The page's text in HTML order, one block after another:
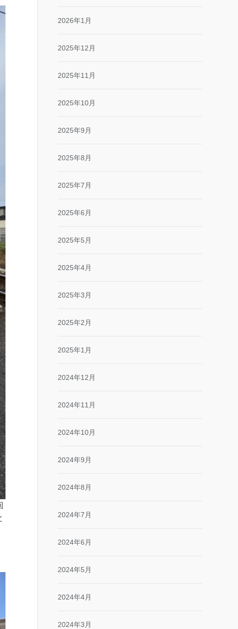
2026年1月
2025年12月
2025年11月
2025年10月
2025年9月
2025年8月
2025年7月
2025年6月
2025年5月
2025年4月
2025年3月
2025年2月
2025年1月
2024年12月
2024年11月
2024年10月
2024年9月
2024年8月
2024年7月
2024年6月
2024年5月
2024年4月
2024年3月